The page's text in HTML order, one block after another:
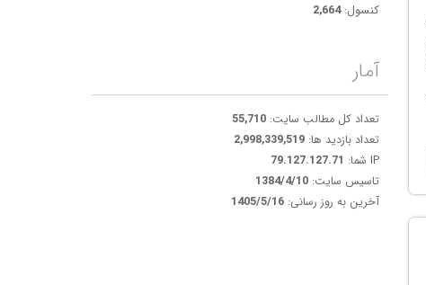
کنسول:2,664
آمار
تعداد کل مطالب سایت: 55,710
تعداد بازدید ها: 2,998,339,519
IP شما:
79.127.127.71
تاسیس سایت: 1384/4/10
آخرین به روز رسانی: 1405/5/16